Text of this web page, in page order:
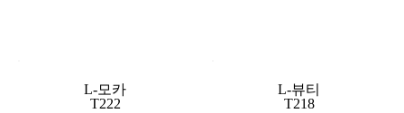
L-모카
T222
L-뷰티
T218